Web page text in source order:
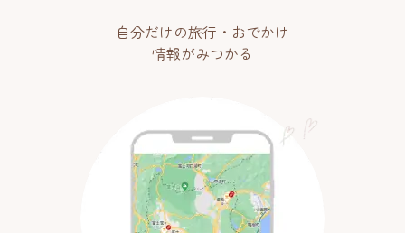
自分だけの旅行・おでかけ
情報がみつかる